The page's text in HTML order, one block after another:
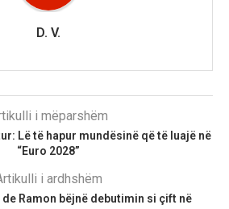
D. V.
i mëparshëm
Lë të hapur mundësinë që të luajë në
“Euro 2028”
i ardhshëm
de Ramon bëjnë debutimin si çift në